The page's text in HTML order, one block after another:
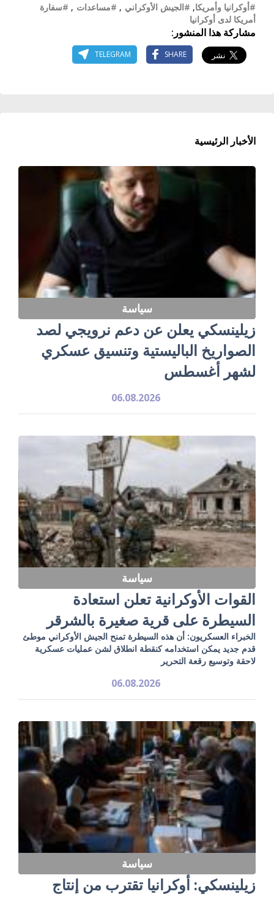
#أوكرانيا وأمريكا, #الجيش الأوكراني , #مساعدات , #سفارة
أمريكا لدى أوكرانيا
مشاركة هذا المنشور:
SHARE
TELEGRAM
الأخبار الرئيسية
سياسة
زيلينسكي يعلن عن دعم نرويجي لصد
الصواريخ الباليستية وتنسيق عسكري
لشهر أغسطس
06.08.2026
سياسة
القوات الأوكرانية تعلن استعادة
السيطرة على قرية صغيرة بالشرقر
الخبراء العسكريون: أن هذه السيطرة تمنح الجيش الأوكراني موطئ
قدم جديد يمكن استخدامه كنقطة انطلاق لشن عمليات عسكرية
لاحقة وتوسيع رقعة التحرير
06.08.2026
سياسة
زيلينسكي: أوكرانيا تقترب من إنتاج